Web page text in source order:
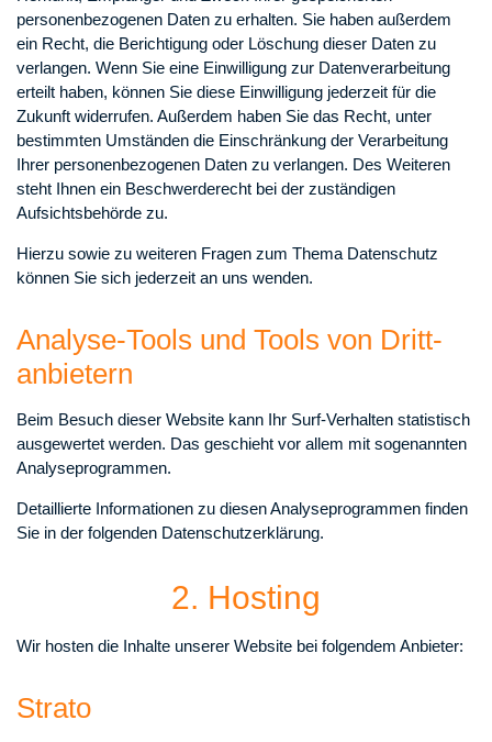
personenbezogenen Daten zu erhalten. Sie haben außerdem
ein Recht, die Berichtigung oder Löschung dieser Daten zu
verlangen. Wenn Sie eine Einwilligung zur Datenverarbeitung
erteilt haben, können Sie diese Einwilligung jederzeit für die
Zukunft widerrufen. Außerdem haben Sie das Recht, unter
bestimmten Umständen die Einschränkung der Verarbeitung
Ihrer personenbezogenen Daten zu verlangen. Des Weiteren
steht Ihnen ein Beschwerderecht bei der zuständigen
Aufsichtsbehörde zu.
Hierzu sowie zu weiteren Fragen zum Thema Datenschutz
können Sie sich jederzeit an uns wenden.
Analyse-Tools und Tools von Dritt­
anbietern
Beim Besuch dieser Website kann Ihr Surf-Verhalten statistisch
ausgewertet werden. Das geschieht vor allem mit sogenannten
Analyseprogrammen.
Detaillierte Informationen zu diesen Analyseprogrammen finden
Sie in der folgenden Datenschutzerklärung.
2. Hosting
Wir hosten die Inhalte unserer Website bei folgendem Anbieter:
Strato